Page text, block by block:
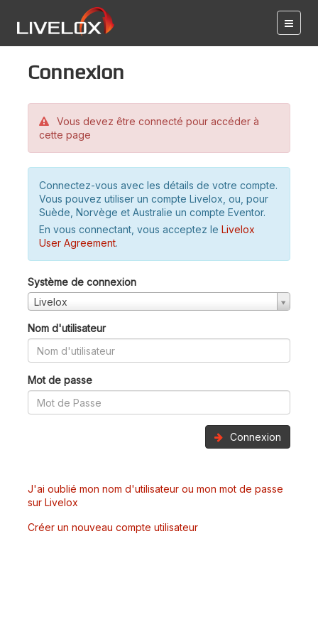
Connexion
Vous devez être connecté pour accéder à
cette page
Connectez-vous avec les détails de votre compte.
Vous pouvez utiliser un compte Livelox, ou, pour
Suède, Norvège et Australie un compte Eventor.
En vous connectant, vous acceptez le Livelox
User Agreement.
Système de connexion
Livelox
Nom d'utilisateur
Mot de passe
Connexion
J'ai oublié mon nom d'utilisateur ou mon mot de passe
sur Livelox
Créer un nouveau compte utilisateur